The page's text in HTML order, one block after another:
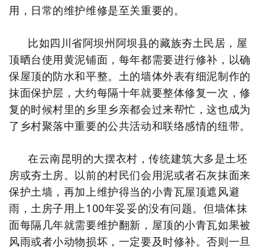
用，日常的维护维修是至关重要的。
比如四川省阿坝州阿坝县的藏族夯土民居，屋
顶晒台使用黄泥铺面，每年都需要进行修补，以确
保屋顶的防水和平整。土的墙体外表有细泥制作的
抹面保护层，大约每隔十年就要整体修复一次，修
复的时候村里的乡里乡亲都会过来帮忙，这也成为
了乡村聚落中重要的公共活动和联络感情的纽带。
在云南昆明的大摆衣村，传统建筑大多是土坯
房或夯土房。以前的村民们会用泥或者石灰抹面来
保护土墙，再加上维护得当的小青瓦屋顶遮风避
雨，土房子用上100年妥妥的没有问题。但墙体抹
面每隔几年就需要维护翻新，屋顶的小青瓦如果被
风雨或者小动物损坏，一定要及时修补。否则一旦